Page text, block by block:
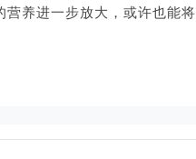
养进一步放大，或许也能